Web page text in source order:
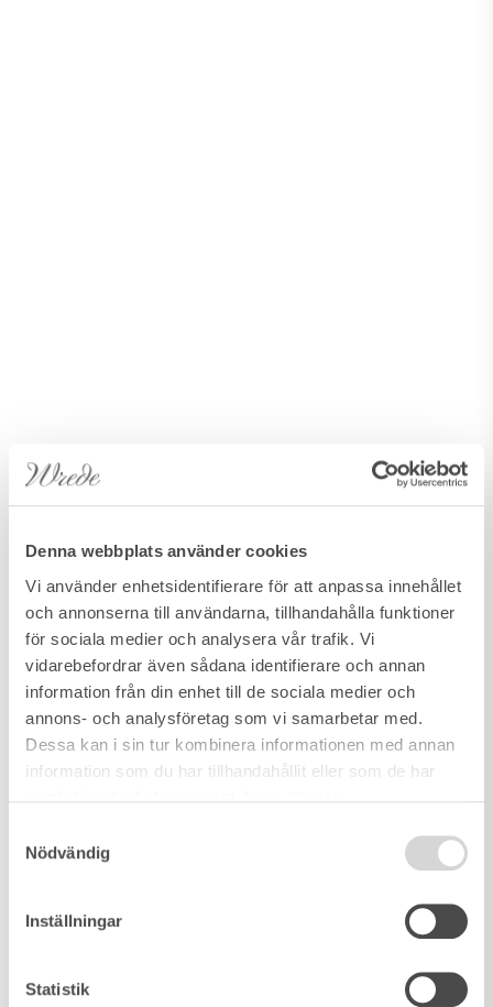
Denna webbplats använder cookies
Vi använder enhetsidentifierare för att anpassa innehållet
och annonserna till användarna, tillhandahålla funktioner
för sociala medier och analysera vår trafik. Vi
vidarebefordrar även sådana identifierare och annan
information från din enhet till de sociala medier och
annons- och analysföretag som vi samarbetar med.
Dessa kan i sin tur kombinera informationen med annan
information som du har tillhandahållit eller som de har
Nödvändig
Inställningar
Statistik